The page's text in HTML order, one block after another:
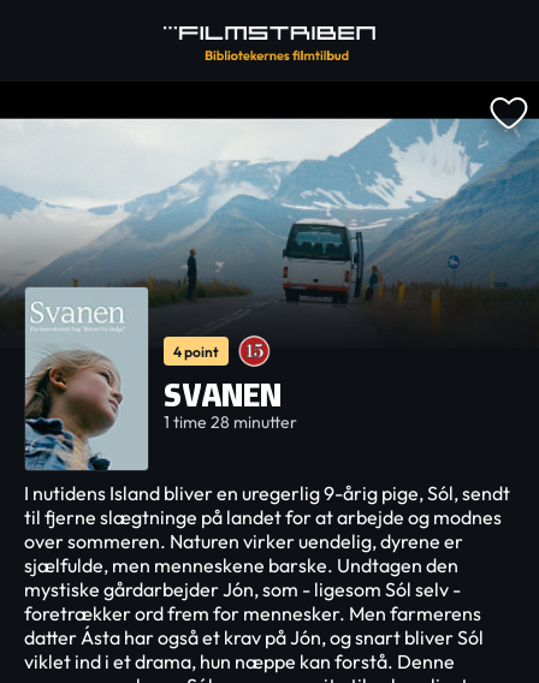
4 point
SVANEN
1 time 28 minutter
I nutidens Island bliver en uregerlig 9-årig pige, Sól, sendt
til fjerne slægtninge på landet for at arbejde og modnes
over sommeren. Naturen virker uendelig, dyrene er
sjælfulde, men menneskene barske. Undtagen den
mystiske gårdarbejder Jón, som - ligesom Sól selv -
foretrækker ord frem for mennesker. Men farmerens
datter Ásta har også et krav på Jón, og snart bliver Sól
viklet ind i et drama, hun næppe kan forstå. Denne